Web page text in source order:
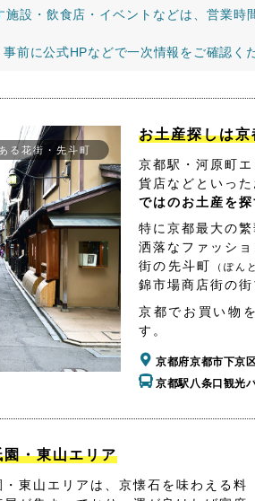
施設・飲食店・イベントなどは、営業
前に公式HPなどで一次情報をご確認く
る花街・先斗町
お土産探しは
京都駅・河原町
貨店などといっ
ではのお土産を
特に京都最大の
洒落なファッシ
街の先斗町
（ぽん
錦市場商店街の
京都でお買い物
す。
京都府京都市下京
京都駅八条口観光
・東山エリア
東山エリアは、京懐石を味わえる料